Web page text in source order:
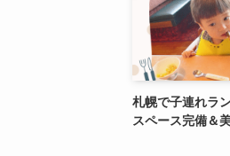
札幌で子連れラ
スペース完備＆